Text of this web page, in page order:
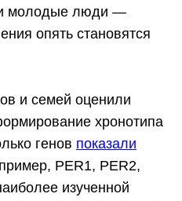
и молодые люди —
опять становятся
и семей оценили
хронотипа
генов показали
PER1, PER2,
изученной